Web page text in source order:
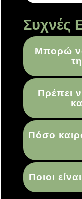
Συχνές
Μπορώ
Πρέπει
Πόσο
Ποιοι